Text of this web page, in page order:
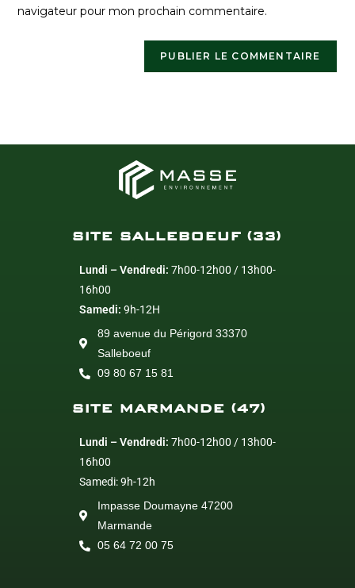
navigateur pour mon prochain commentaire.
SITE SALLEBOEUF (33)
Lundi – Vendredi: 7h00-12h00 / 13h00-
16h00
Samedi: 9h-12H
89 avenue du Périgord 33370
Salleboeuf
09 80 67 15 81
SITE MARMANDE (47)
Lundi – Vendredi: 7h00-12h00 / 13h00-
16h00
Samedi: 9h-12h
Impasse Doumayne 47200
Marmande
05 64 72 00 75